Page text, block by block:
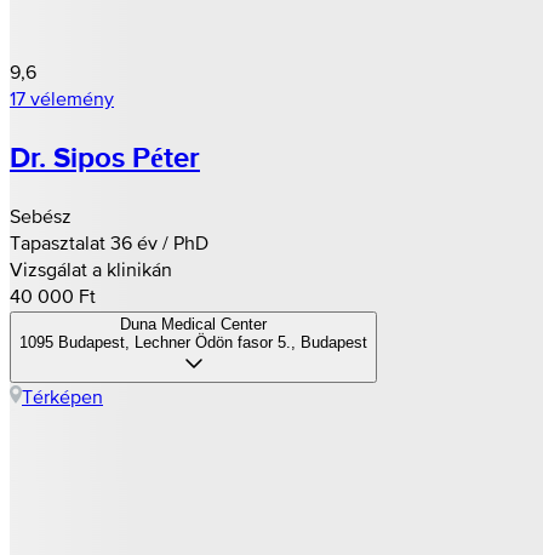
9,6
17 vélemény
Dr. Sipos Péter
Sebész
Tapasztalat 36 év / PhD
Vizsgálat a klinikán
40 000 Ft
Duna Medical Center
1095 Budapest, Lechner Ödön fasor 5., Budapest
Térképen